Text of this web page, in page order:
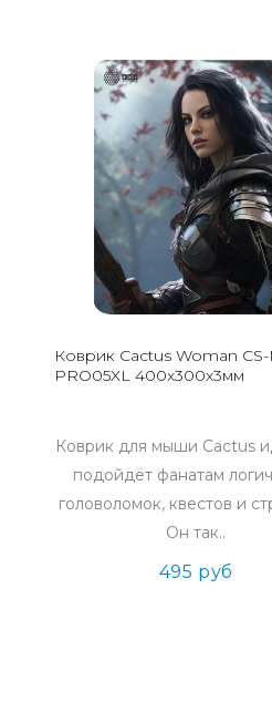
Коврик Cactus Woman
PRO05XL 400x300x3мм
Коврик для мыши Cactus
подойдёт фанатам
головоломок, квестов и
Он так..
495 руб